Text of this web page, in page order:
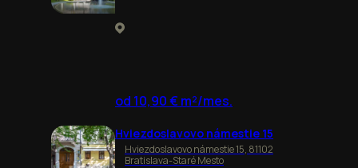
od 10,90 € m²/mes.
Hviezdoslavovo námestie 15
Hviezdoslavovo námestie 15, 81102
Bratislava-Staré Mesto